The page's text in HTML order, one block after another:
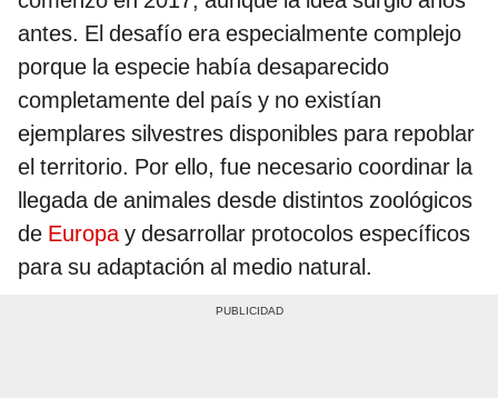
antes. El desafío era especialmente complejo
porque la especie había desaparecido
completamente del país y no existían
ejemplares silvestres disponibles para repoblar
el territorio. Por ello, fue necesario coordinar la
llegada de animales desde distintos zoológicos
de Europay desarrollar protocolos específicos
para su adaptación al medio natural.